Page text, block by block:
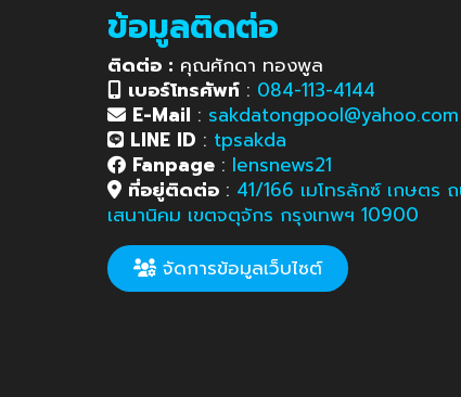
ข้อมูลติดต่อ
ติดต่อ : คุณศักดา ทองพูล
เบอร์โทรศัพท์ : 084-113-4144
E-Mail : sakdatongpool@yahoo.com
LINE ID : tpsakda
Fanpage : lensnews21
ที่อยู่ติดต่อ : 41/166 เมโทรลักซ์ เกษตร
เสนานิคม เขตจตุจักร กรุงเทพฯ 10900
จัดการข้อมูลเว็บไซต์